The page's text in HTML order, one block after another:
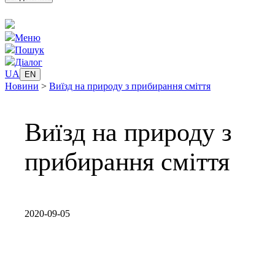
Меню
Пошук
Діалог
UA
EN
Новини > Виїзд на природу з прибирання сміття
Виїзд на природу з
прибирання сміття
2020-09-05